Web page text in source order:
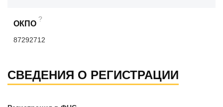
ОКПО
?
87292712
СВЕДЕНИЯ О РЕГИСТРАЦИИ